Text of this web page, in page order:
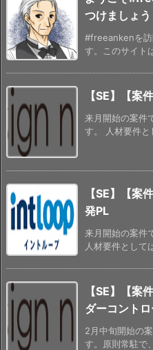
つけましょう
#freeankenを訪
す。このサイト
【SE】【案
来月開始の案件
す。 人材要件
【SE】【案
発PL
来月開始の案件
人材要件として
【SE】【案
ダーコントロ
2月中旬開始の
す。原則常駐で